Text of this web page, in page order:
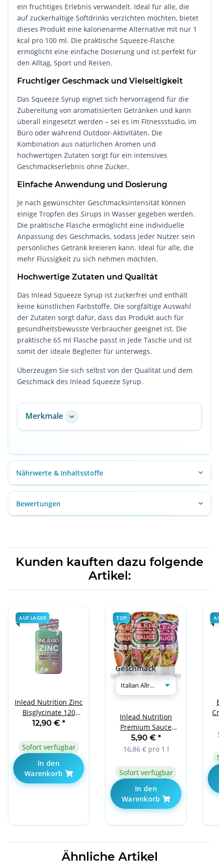
ein fruchtiges Erlebnis verwandelt. Ideal für alle, die
auf zuckerhaltige Softdrinks verzichten möchten, bietet
dieses Produkt eine kalorienarme Alternative mit nur 1
kcal pro 100 ml. Die praktische Squeeze-Flasche
ermöglicht eine einfache Dosierung und ist perfekt für
den Alltag, Sport und Reisen.
Fruchtiger Geschmack und Vielseitigkeit
Das Squeeze Syrup eignet sich hervorragend für die
Zubereitung von aromatisierten Getränken und kann
überall eingesetzt werden – sei es im Fitnessstudio, im
Büro oder während Outdoor-Aktivitäten. Die
Kombination aus natürlichen Aromen und
hochwertigen Zutaten sorgt für ein intensives
Geschmackserlebnis ohne Zucker.
Einfache Anwendung und Dosierung
Je nach gewünschter Geschmacksintensität können
einige Tropfen des Sirups in Wasser gegeben werden.
Die praktische Flasche ermöglicht eine individuelle
Anpassung des Geschmacks, sodass jeder Nutzer sein
persönliches Getränk kreieren kann. Ideal für alle, die
mehr Flüssigkeit zu sich nehmen möchten.
Hochwertige Zutaten und Qualität
Das Inlead Squeeze Syrup ist zuckerfrei und enthält
keine künstlichen Farbstoffe. Die sorgfältige Auswahl
der Zutaten sorgt dafür, dass das Produkt auch für
gesundheitsbewusste Verbraucher geeignet ist. Die
praktische 65 ml Flasche passt in jede Tasche und ist
somit der ideale Begleiter für unterwegs.
Überzeugen Sie sich selbst von der Qualität und dem
Geschmack des Inlead Squeeze Syrup.
Merkmale
Nährwerte & Inhaltsstoffe
Bewertungen
Kunden kauften dazu folgende
Artikel:
AUF LAGER
Inlead Nutrition Zinc
Bisglycinate 120
Veggie Caps
12,90 € *
Sofort verfügbar
In den
Warenkorb
TOP
Geschmack
Inlead Nutrition
Premium Sauce
350ml Italian
Allrounder
5,90 € *
16,86 € pro 1 l
Sofort verfügbar
In den
Warenkorb
Ähnliche Artikel